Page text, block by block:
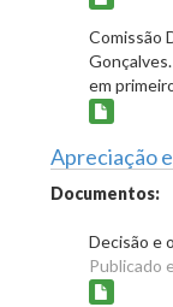
Comissão
em
Apreciação
Documentos:
Decisão e
Publicado